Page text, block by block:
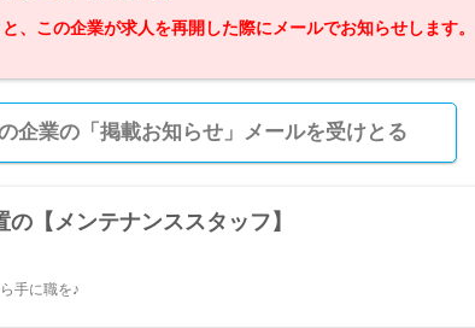
、この企業が求人を再開した際にメールでお知らせします。
企業の「掲載お知らせ」メールを受けとる
【メンテナンススタッフ】
手に職を♪